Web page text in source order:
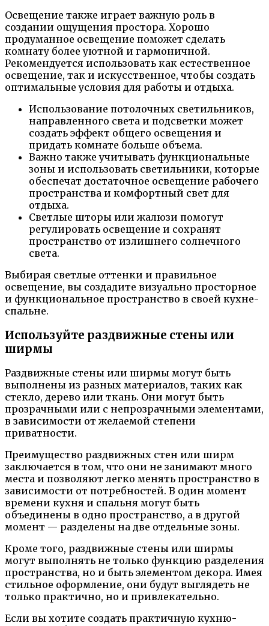
Освещение также играет важную роль в
создании ощущения простора. Хорошо
продуманное освещение поможет сделать
комнату более уютной и гармоничной.
Рекомендуется использовать как естественное
освещение, так и искусственное, чтобы создать
оптимальные условия для работы и отдыха.
Использование потолочных светильников,
направленного света и подсветки может
создать эффект общего освещения и
придать комнате больше объема.
Важно также учитывать функциональные
зоны и использовать светильники, которые
обеспечат достаточное освещение рабочего
пространства и комфортный свет для
отдыха.
Светлые шторы или жалюзи помогут
регулировать освещение и сохранят
пространство от излишнего солнечного
света.
Выбирая светлые оттенки и правильное
освещение, вы создадите визуально просторное
и функциональное пространство в своей кухне-
спальне.
Используйте раздвижные стены или
ширмы
Раздвижные стены или ширмы могут быть
выполнены из разных материалов, таких как
стекло, дерево или ткань. Они могут быть
прозрачными или с непрозрачными элементами,
в зависимости от желаемой степени
приватности.
Преимущество раздвижных стен или ширм
заключается в том, что они не занимают много
места и позволяют легко менять пространство в
зависимости от потребностей. В один момент
времени кухня и спальня могут быть
объединены в одно пространство, а в другой
момент — разделены на две отдельные зоны.
Кроме того, раздвижные стены или ширмы
могут выполнять не только функцию разделения
пространства, но и быть элементом декора. Имея
стильное оформление, они будут выглядеть не
только практично, но и привлекательно.
Если вы хотите создать практичную кухню-